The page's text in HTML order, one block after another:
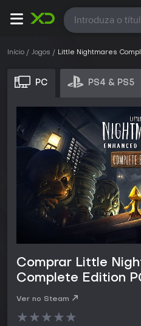
Todas
Início Jogos Little Nightmares
PC PS4 & PS5
Comprar Little
Complete Edition
Ver no Steam
★★★★★